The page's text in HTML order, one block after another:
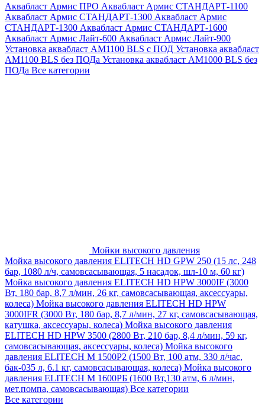
Аквабласт Армис ПРО Аквабласт Армис СТАНДАРТ-1100
Аквабласт Армис СТАНДАРТ-1300 Аквабласт Армис
СТАНДАРТ-1300 Аквабласт Армис СТАНДАРТ-1600
Аквабласт Армис Лайт-600 Аквабласт Армис Лайт-900
Установка аквабласт AM1100 BLS с ПОД Установка аквабласт
AM1100 BLS без ПОДа Установка аквабласт AM1000 BLS без
ПОДа Все категории
Мойки высокого давления
Мойка высокого давления ELITECH HD GPW 250 (15 лс, 248
бар, 1080 л/ч, самовсасывающая, 5 насадок, шл-10 м, 60 кг)
Мойка высокого давления ELITECH HD HPW 3000IF (3000
Вт, 180 бар, 8,7 л/мин, 26 кг, самовсасывающая, аксессуары,
колеса) Мойка высокого давления ELITECH HD HPW
3000IFR (3000 Вт, 180 бар, 8,7 л/мин, 27 кг, самовсасывающая,
катушка, аксессуары, колеса) Мойка высокого давления
ELITECH HD HPW 3500 (2800 Вт, 210 бар, 8,4 л/мин, 59 кг,
самовсасывающая, аксессуары, колеса) Мойка высокого
давления ELITECH M 1500P2 (1500 Вт, 100 атм, 330 л/час,
бак-035 л, 6.1 кг, самовсасывающая, колеса) Мойка высокого
давления ELITECH М 1600РБ (1600 Вт,130 атм, 6 л/мин,
мет.помпа, самовсасывающая) Все категории
Все категории